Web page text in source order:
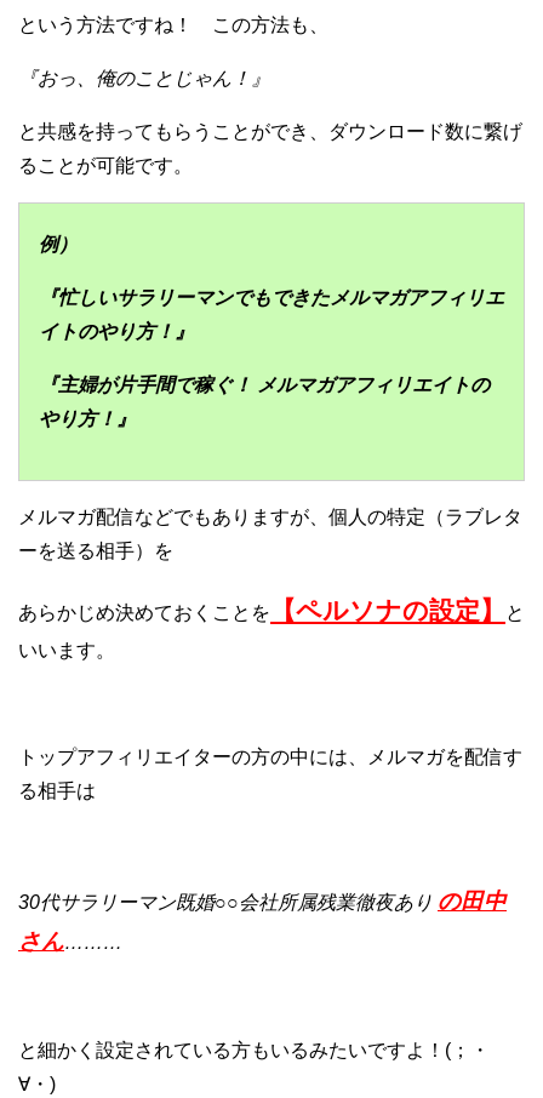
という方法ですね！ この方法も、
『おっ、俺のことじゃん！』
と共感を持ってもらうことができ、ダウンロード数に繋げ
ることが可能です。
例）
『忙しいサラリーマンでもできたメルマガアフィリエ
イトのやり方！』
『主婦が片手間で稼ぐ！ メルマガアフィリエイトの
やり方！』
メルマガ配信などでもありますが、個人の特定（ラブレタ
ーを送る相手）を
あらかじめ決めておくことを 【ペルソナの設定】
と
いいます。
トップアフィリエイターの方の中には、メルマガを配信す
る相手は
30代サラリーマン既婚○○会社所属残業徹夜あり の田中
さん………
と細かく設定されている方もいるみたいですよ！(；・
∀・)